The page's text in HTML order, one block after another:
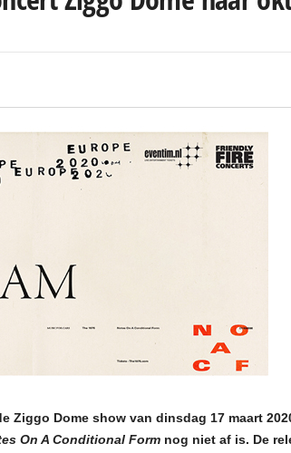
Ziggo Dome show van dinsdag 17 maart
On A Conditional Formnog niet af is. De